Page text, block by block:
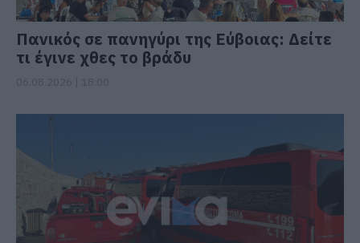
Πανικός σε πανηγύρι της Εύβοιας: Δείτε
τι έγινε χθες το βράδυ